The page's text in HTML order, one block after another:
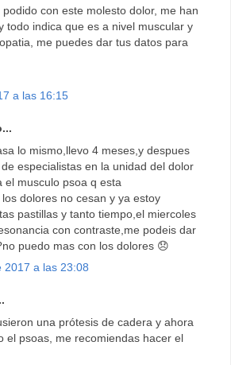
con este molesto dolor, me han
todo indica que es a nivel muscular y
me puedes dar tus datos para
a las 16:15
lo mismo,llevo 4 meses,y despues
especialistas en la unidad del dolor
el musculo psoa q esta
dolores no cesan y ya estoy
pastillas y tanto tiempo,el miercoles
con contraste,me podeis dar
puedo mas con los dolores 😞
2017 a las 23:08
una prótesis de cadera y ahora
el psoas, me recomiendas hacer el